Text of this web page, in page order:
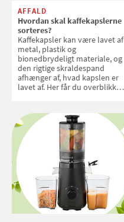
AFFALD
Hvordan skal kaffekapslerne
sorteres?
Kaffekapsler kan være lavet af
metal, plastik og
bionedbrydeligt materiale, og
den rigtige skraldespand
afhænger af, hvad kapslen er
lavet af. Her får du overblikket